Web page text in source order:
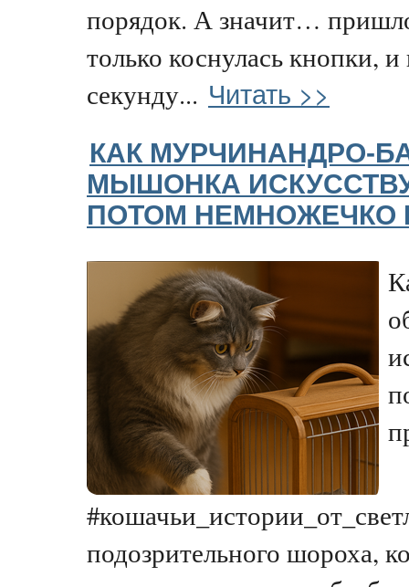
порядок. А значит…
только коснулась кнопки,
секунду... Читать >>
КАК МУРЧИНАНДРО-
МЫШОНКА
ПОТОМ НЕМНОЖЕЧКО
подозрительного шороха,